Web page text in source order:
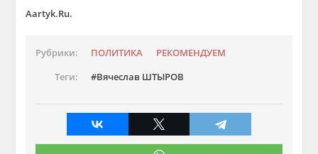
Aartyk.Ru.
Рубрики: ПОЛИТИКА
РЕКОМЕНДУЕМ
Теги:
Вячеслав ШТЫРОВ